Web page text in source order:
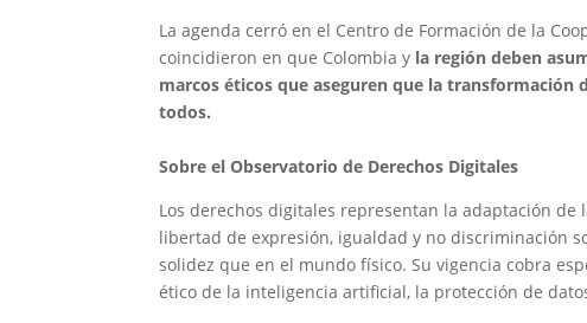
La agenda cerró en el Centro de Formación de la
coincidieron en que Colombia y la región deben
marcos éticos que aseguren que la
todos.
Sobre el Observatorio de Derechos Digitales
Los derechos digitales representan la adaptación
libertad de expresión, igualdad y no discriminación
solidez que en el mundo físico. Su vigencia cobra
ético de la inteligencia artificial, la protección de